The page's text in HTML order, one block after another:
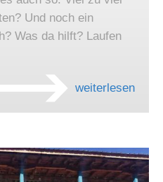
Und noch ein
Was da hilft? Laufen
weiterlesen